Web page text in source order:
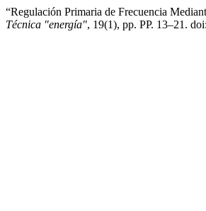
“Regulación Primaria de Frecuencia
Técnica "energía", 19(1), pp. PP. 13–21. doi: